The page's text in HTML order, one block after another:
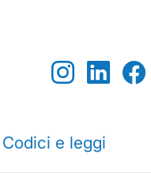
Codici e leggi